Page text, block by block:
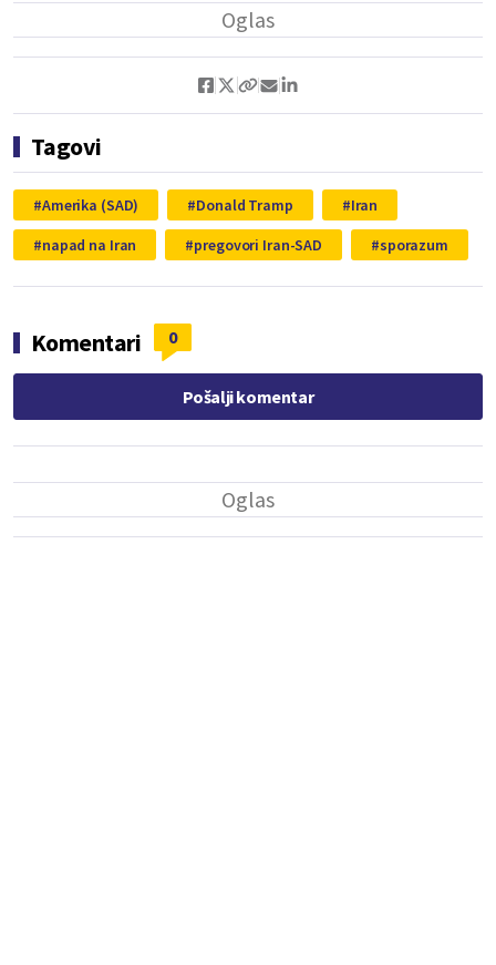
Tagovi
Amerika (SAD) Donald Tramp
Iran
napad na Iran
pregovori Iran-SAD sporazum
Komentari 0
Pošalji komentar